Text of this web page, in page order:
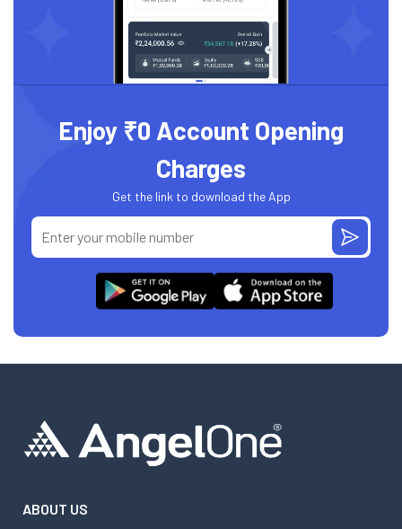
Enjoy ₹0 Account Opening
Charges
Get the link to download the App
ABOUT US